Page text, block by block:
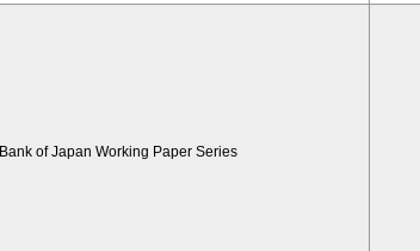
Bank of Japan Working Paper Series